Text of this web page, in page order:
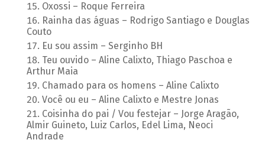
Oxossi – Roque Ferreira
Rainha das águas – Rodrigo Santiago e Douglas
Couto
Eu sou assim – Serginho BH
Teu ouvido – Aline Calixto, Thiago Paschoa e
Arthur Maia
Chamado para os homens – Aline Calixto
Você ou eu – Aline Calixto e Mestre Jonas
Coisinha do pai / Vou festejar – Jorge Aragão,
Almir Guineto, Luiz Carlos, Edel Lima, Neoci
Andrade